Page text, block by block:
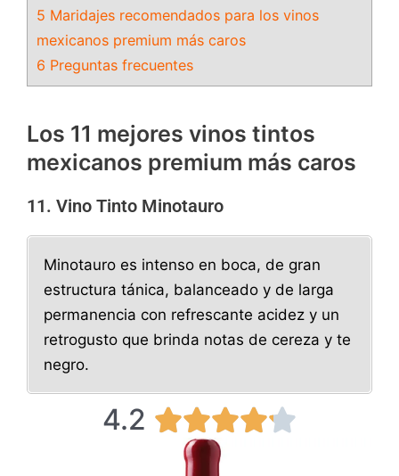
5 Maridajes recomendados para los vinos
mexicanos premium más caros
6 Preguntas frecuentes
Los 11 mejores vinos tintos
mexicanos premium más caros
11. Vino Tinto Minotauro
Minotauro es intenso en boca, de gran
estructura tánica, balanceado y de larga
permanencia con refrescante acidez y un
retrogusto que brinda notas de cereza y te
negro.
4.2 